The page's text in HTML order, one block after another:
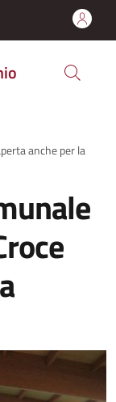
anche per la